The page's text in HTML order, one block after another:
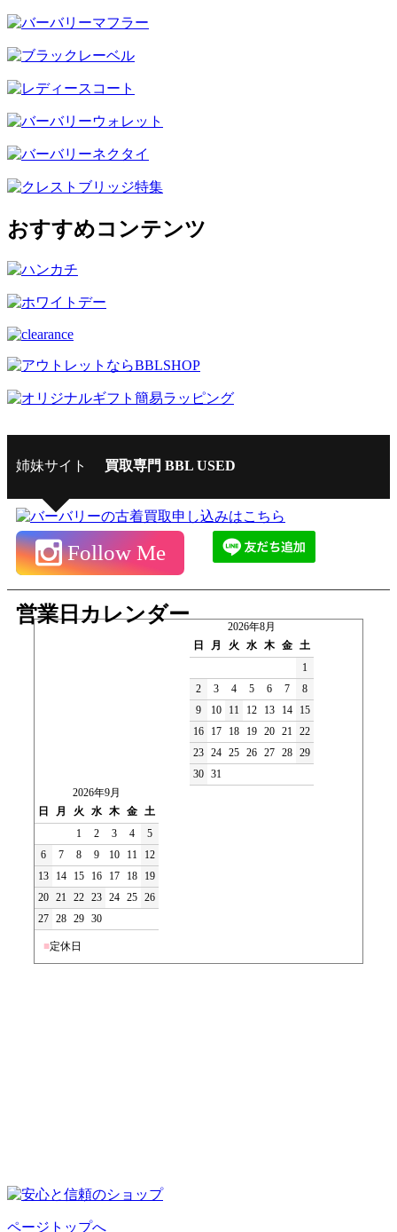
おすすめコンテンツ
姉妹サイト 買取専門 BBL USED
Follow Me
営業日カレンダー
2026年8月
日
月 火 水 木 金 土
1
2
3 4 5 6 7
8
9
10 11 12 13 14
15
16
17 18 19 20 21 22
23 24 25 26 27 28 29
30 31
2026年9月
日
月 火 水 木 金 土
1
2 3 4
5
6
7 8 9 10 11
12
13
14 15 16 17 18
19
20 21 22 23 24 25 26
27 28 29 30
■定休日
ページトップへ